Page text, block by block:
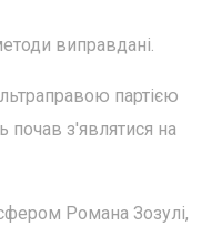
виправдані.
партією
почав з'являтися на
Романа Зозулі,